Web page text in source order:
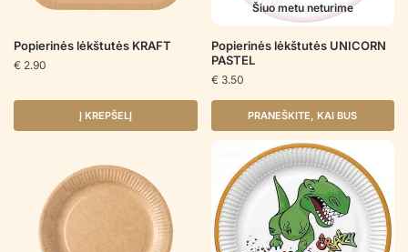
Popierinės lėkštutės KRAFT
€ 2.90
Į KREPŠELĮ
Šiuo metu neturime
Popierinės lėkštutės UNICORN
PASTEL
€ 3.50
PRANEŠKITE, KAI BUS